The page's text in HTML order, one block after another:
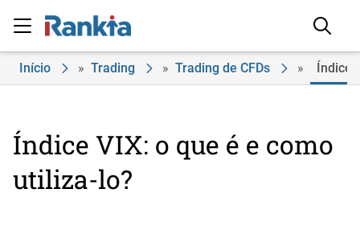
Início » Trading » Trading de CFDs » Índice
Índice VIX: o que é e como
utiliza-lo?